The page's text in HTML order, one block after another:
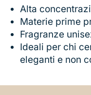
Alta
Materie prime
Fragranze
Ideali per chi
eleganti e non